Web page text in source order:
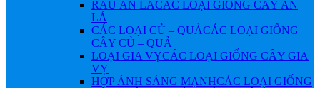
RAU ĂN LÁCÁC LOẠI GIỐNG CÂY ĂN
LÁ
CÁC LOẠI CỦ – QUẢCÁC LOẠI GIỐNG
CÂY CỦ – QUẢ
LOẠI GIA VỴCÁC LOẠI GIỐNG CÂY GIA
VỴ
HỢP ÁNH SÁNG MẠNHCÁC LOẠI GIỐNG